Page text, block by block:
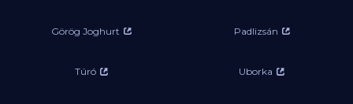
Görög Joghurt Padlizsán
Túró Uborka